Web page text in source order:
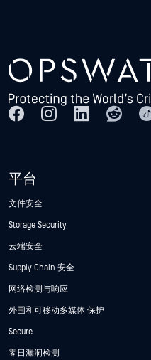
平台
文件安全
Storage Security
云端安全
Supply Chain 安全
网络检测与响应
外围和可移动多媒体 保护
Secure
零日漏洞检测